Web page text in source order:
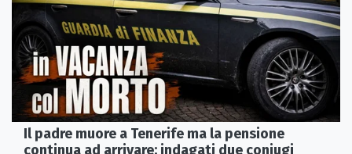
Il padre muore a Tenerife ma la pensione
continua ad arrivare: indagati due coniugi